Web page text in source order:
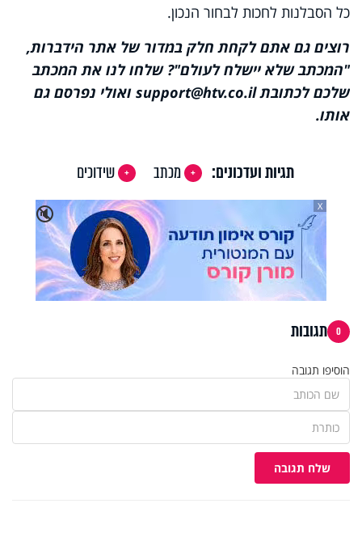
כל הסבלנות לחכות לבחור הנכון.
רוצים גם אתם לקחת חלק במדור של אתר הידברות,
"המכתב שלא יישלח לעולם"? שלחו לנו את המכתב
שלכם לכתובת support@htv.co.il ואולי נפרסם גם
אותו.
תגיות ועדכונים: מכתב
שידוכים
🔇
X
0 תגובות
הוסיפו תגובה
שלח תגובה